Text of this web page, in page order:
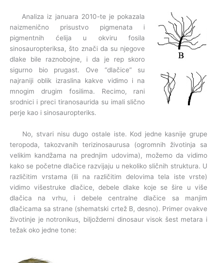
Analiza iz januara 2010-te je pokazala
naizmenično prisustvo pigmenata i
pigmentnih ćelija u okviru fosila
sinosauropteriksa, što znači da su njegove
dlake bile raznobojne, i da je rep skoro
sigurno bio prugast. Ove “dlačice” su
najraniji oblik izraslina kakve vidimo i na
mnogim drugim fosilima. Recimo, rani
srodnici i preci tiranosaurida su imali slično
perje kao i sinosauropteriks.
No, stvari nisu dugo ostale iste. Kod jedne kasnije grupe
teropoda, takozvanih terizinosaurusa (ogromnih životinja sa
velikim kandžama na prednjim udovima), možemo da vidimo
kako se početne dlačice razvijaju u nekoliko sličnih struktura. U
različitim vrstama (ili na različitim delovima tela iste vrste)
vidimo višestruke dlačice, debele dlake koje se šire u više
dlačica na vrhu, i debele centralne dlačice sa manjim
dlačicama sa strane (shematski crtež B, desno). Primer ovakve
životinje je notronikus, biljožderni dinosaur visok šest metara i
težak oko jedne tone: